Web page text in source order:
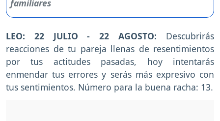
LEO: 22 JULIO - 22 AGOSTO: Descubrirás
reacciones de tu pareja llenas de resentimientos
por tus actitudes pasadas, hoy intentarás
enmendar tus errores y serás más expresivo con
tus sentimientos. Número para la buena racha: 13.